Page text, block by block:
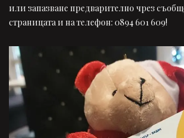
или запазване предварително чрез
страницата и на телефон: 0894 601 609!